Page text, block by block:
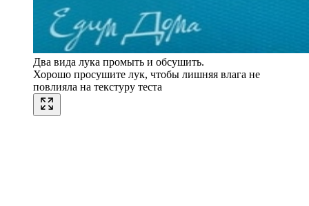
Два вида лука промыть и обсушить.
Хорошо просушите лук, чтобы лишняя влага не
повлияла на текстуру теста